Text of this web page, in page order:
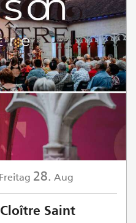
Freitag 28. Aug
Saint